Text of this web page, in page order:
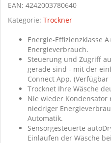
EAN: 4242003780640
Kategorie: Trockner
Energie-Effizienzklasse
Energieverbrauch.
Steuerung und Zugriff
gerade sind - mit der
Connect App.
Trocknet Ihre Wäsche
Nie wieder
niedriger
Automatik.
Sensorgesteuerte
Einlaufen der Wäsche